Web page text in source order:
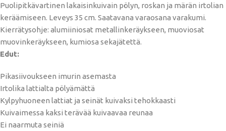
Puolipitkävartinen lakaisinkuivain pölyn, roskan ja märän irtolian
keräämiseen. Leveys 35 cm. Saatavana varaosana varakumi.
Kierrätysohje: alumiiniosat metallinkeräykseen, muoviosat
muovinkeräykseen, kumiosa sekajätettä.
Edut:
Pikasiivoukseen imurin asemasta
Irtolika lattialta pölyämättä
Kylpyhuoneen lattiat ja seinät kuivaksi tehokkaasti
Kuivaimessa kaksi terävää kuivaavaa reunaa
Ei naarmuta seiniä